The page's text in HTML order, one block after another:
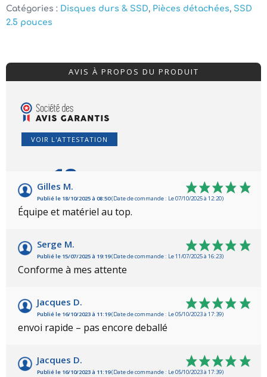
BX500
2.5
Catégories : Disques durs & SSD, Pièces détachées, SSD
2.5 pouces
AVIS À PROPOS DU PRODUIT
VOIR L'ATTESTATION
10
Gilles M.
Publié le 18/10/2025 à 08:50(Date de commande : Le 07/10/2025 à 12:20)
Équipe et matériel au top.
Serge M.
Publié le 15/07/2025 à 19:19(Date de commande : Le 11/07/2025 à 16:23)
Conforme à mes attente
Jacques D.
Publié le 16/10/2023 à 11:19(Date de commande : Le 05/10/2023 à 17:39)
envoi rapide – pas encore deballé
Jacques D.
Publié le 16/10/2023 à 11:19(Date de commande : Le 05/10/2023 à 17:39)